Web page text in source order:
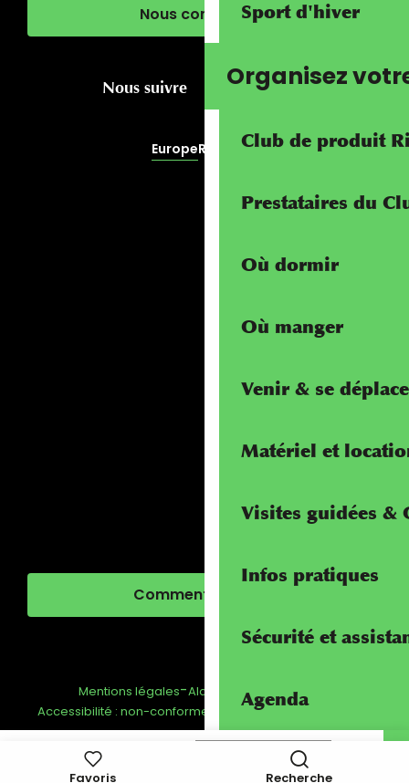
Sport d'hiver
Organisez
Club de produit
Prestataires du
Où dormir
Où manger
Venir & se
Matériel et
Visites guidées &
Infos pratiques
Sécurité et
Agenda
Passeport
Nous contacter
Nous suivre
EuropeRivierALP
Comment venir ?
Mentions légales-Alcotra - Interreg -
Accessibilité : non-conforme Gestion du consentement